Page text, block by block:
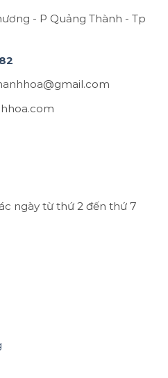
- P Quảng Thành - Tp
ngày từ thứ 2 đến thứ 7